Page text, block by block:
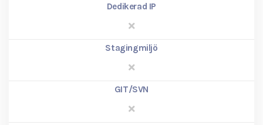
Dedikerad IP
Stagingmiljö
GIT/SVN